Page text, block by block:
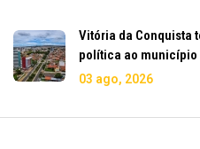
Vitória da Conquista
política ao município
03 ago, 2026